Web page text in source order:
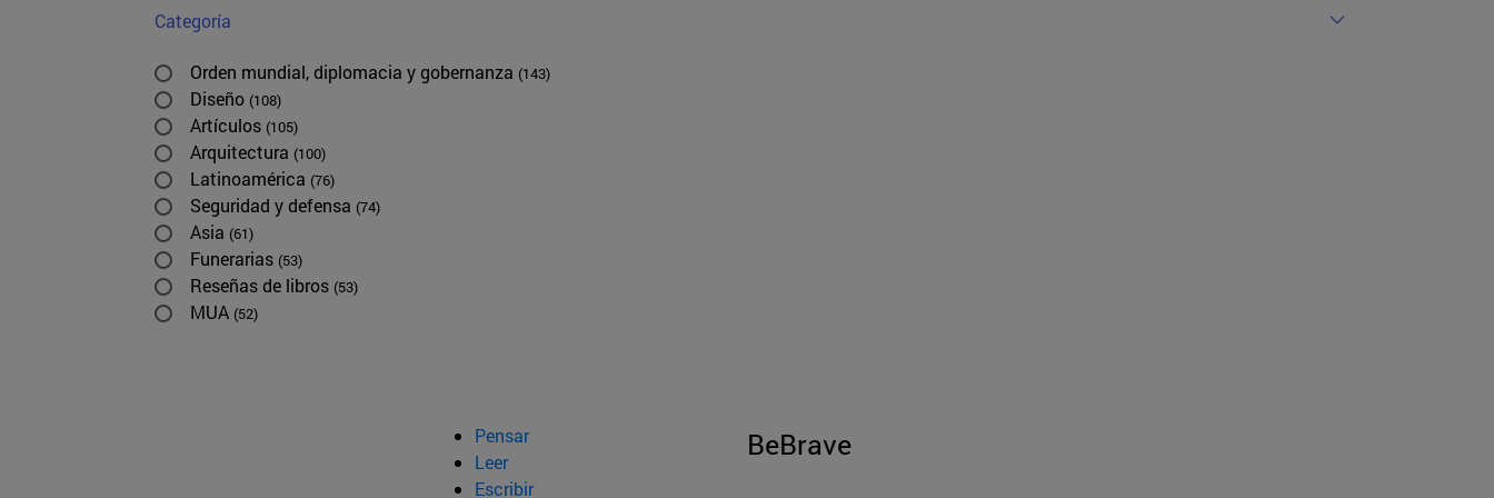
Categoría
Orden mundial, diplomacia y gobernanza (143)
Diseño (108)
Artículos (105)
Arquitectura (100)
Latinoamérica (76)
Seguridad y defensa (74)
Asia (61)
Funerarias (53)
Reseñas de libros (53)
MUA (52)
Pensar
Leer
Escribir
BeBrave